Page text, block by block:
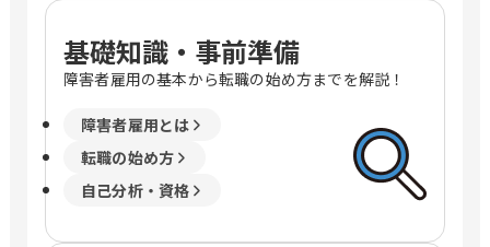
基礎知識・事前準備
障害者雇用の基本から転職の始め方までを解説！
障害者雇用とは
転職の始め方
自己分析・資格